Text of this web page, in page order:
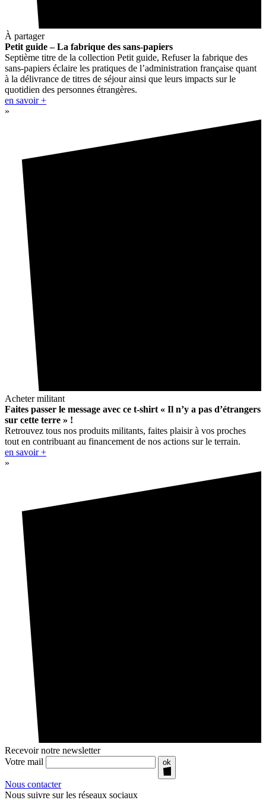
À partager
Petit guide – La fabrique des sans-papiers
Septième titre de la collection Petit guide, Refuser la fabrique des
sans-papiers éclaire les pratiques de l’administration française quant
à la délivrance de titres de séjour ainsi que leurs impacts sur le
quotidien des personnes étrangères.
en savoir +
»
Acheter militant
Faites passer le message avec ce t-shirt « Il n’y a pas d’étrangers
sur cette terre » !
Retrouvez tous nos produits militants, faites plaisir à vos proches
tout en contribuant au financement de nos actions sur le terrain.
en savoir +
»
Recevoir notre newsletter
Votre mail
ok
Nous contacter
Nous suivre sur les réseaux sociaux